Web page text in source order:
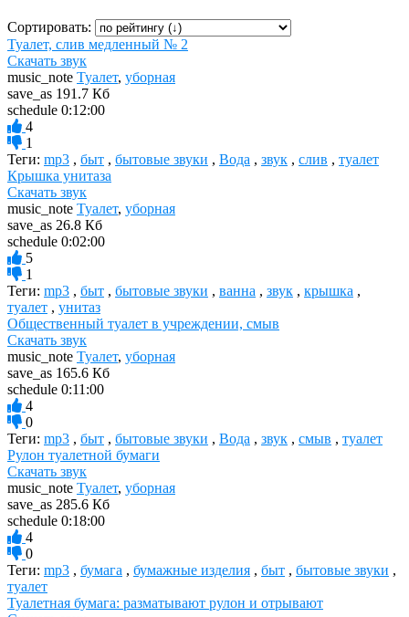
Сортировать:
Туалет, слив медленный № 2
Скачать звук
music_note Туалет, уборная
save_as 191.7 Кб
schedule 0:12:00
4
1
Теги: mp3 , быт , бытовые звуки , Вода , звук , слив , туалет
Крышка унитаза
Скачать звук
music_note Туалет, уборная
save_as 26.8 Кб
schedule 0:02:00
5
1
Теги: mp3 , быт , бытовые звуки , ванна , звук , крышка ,
туалет , унитаз
Общественный туалет в учреждении, смыв
Скачать звук
music_note Туалет, уборная
save_as 165.6 Кб
schedule 0:11:00
4
0
Теги: mp3 , быт , бытовые звуки , Вода , звук , смыв , туалет
Рулон туалетной бумаги
Скачать звук
music_note Туалет, уборная
save_as 285.6 Кб
schedule 0:18:00
4
0
Теги: mp3 , бумага , бумажные изделия , быт , бытовые звуки ,
туалет
Туалетная бумага: разматывают рулон и отрывают